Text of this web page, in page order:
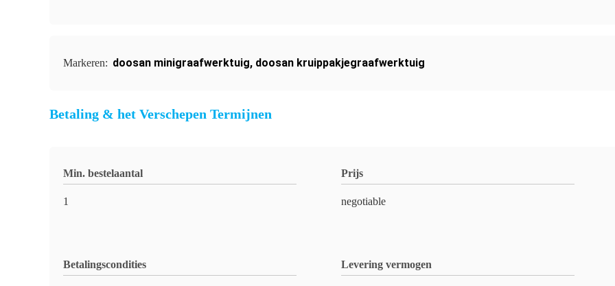
Markeren: doosan minigraafwerktuig, doosan kruippakjegraafwerktuig
Betaling & het Verschepen Termijnen
Min. bestelaantal
1
Prijs
negotiable
Betalingscondities Levering vermogen